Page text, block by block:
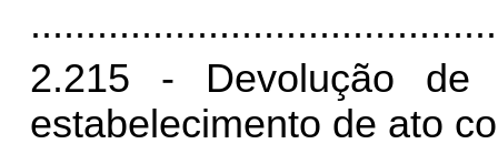
2.215 - Devolução de
estabelecimento de ato